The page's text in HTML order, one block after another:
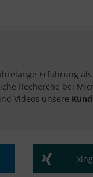
Erfahrung
Recherche bei
Videos unsere
xing